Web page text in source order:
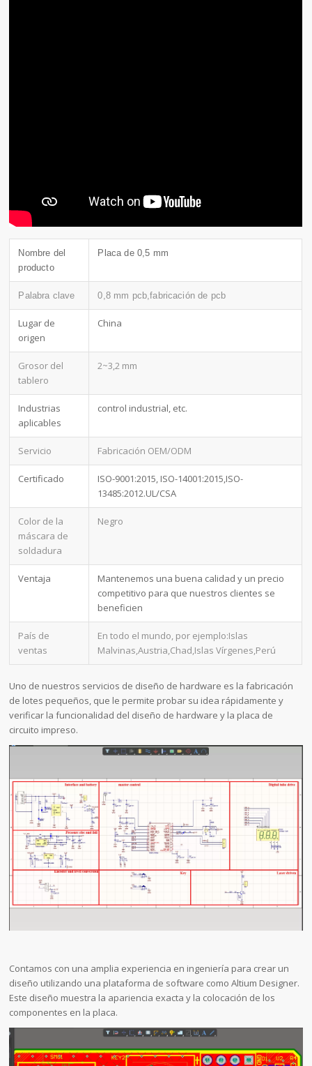
Nombre del
producto
Placa de 0,5 mm
Palabra clave 0,8 mm pcb,fabricación de pcb
Lugar de
origen
China
Grosor del
tablero
2~3,2 mm
Industrias
aplicables
control industrial, etc.
Servicio Fabricación OEM/ODM
Certificado
ISO-9001:2015, ISO-14001:2015,ISO-
13485:2012.UL/CSA
Color de la
máscara de
soldadura
Negro
Ventaja
Mantenemos una buena calidad y un precio
competitivo para que nuestros clientes se
beneficien
País de
ventas
En todo el mundo, por ejemplo:Islas
Malvinas,Austria,Chad,Islas Vírgenes,Perú
Uno de nuestros servicios de diseño de hardware es la fabricación
de lotes pequeños, que le permite probar su idea rápidamente y
verificar la funcionalidad del diseño de hardware y la placa de
circuito impreso.
Contamos con una amplia experiencia en ingeniería para crear un
diseño utilizando una plataforma de software como Altium Designer.
Este diseño muestra la apariencia exacta y la colocación de los
componentes en la placa.